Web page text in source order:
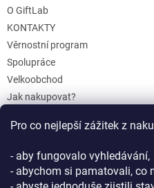
Pro co nejlepší zážitek z
- aby fungovalo vyhledávání,
- abychom si pamatovali, co
O GiftLab
KONTAKTY
Věrnostní program
Spolupráce
Velkoobchod
Jak nakupovat?
Reklamace a Vrácení
Podmínky ochrany osobních údajů